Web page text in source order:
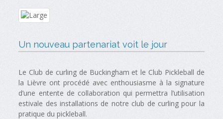
Un nouveau partenariat voit le jour
Le Club de curling de Buckingham et le Club Pickleball de
la Lièvre ont procédé avec enthousiasme à la signature
d’une entente de collaboration qui permettra l’utilisation
estivale des installations de notre club de curling pour la
pratique du pickleball.